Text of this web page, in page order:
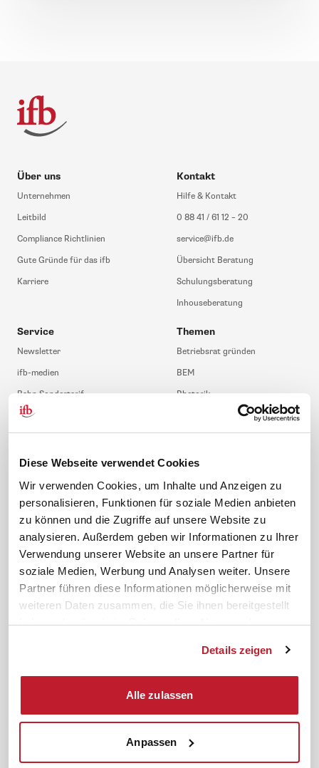
Diese Webseite verwendet Cookies
Wir verwenden Cookies, um Inhalte und Anzeigen zu
personalisieren, Funktionen für soziale Medien anbieten
zu können und die Zugriffe auf unsere Website zu
analysieren. Außerdem geben wir Informationen zu Ihrer
Verwendung unserer Website an unsere Partner für
soziale Medien, Werbung und Analysen weiter. Unsere
Partner führen diese Informationen möglicherweise mit
weiteren Daten zusammen, die Sie ihnen bereitgestellt
haben oder die sie im Rahmen Ihrer Nutzung der
Details zeigen
Alle zulassen
Anpassen
Über uns
Unternehmen
Leitbild
Compliance Richtlinien
Gute Gründe für das ifb
Karriere
Kontakt
Hilfe & Kontakt
0 88 41 / 61 12 – 20
service@ifb.de
Übersicht Beratung
Schulungsberatung
Inhouseberatung
Service
Newsletter
ifb-medien
Bahn Sondertarif
meinifb
FAQ
ifb-App Betriebsrat360
Themen
Betriebsrat gründen
BEM
Rhetorik
JAV-Wahl
News. Wissen. Themen.
Lexikon
Rechtsprechung
Gesetze
Folgen Sie uns
Sicherheit durch geprüfte
Qualität!
Institut zur Fortbildung von
© 2026
Cookiebot Impressum
AGB